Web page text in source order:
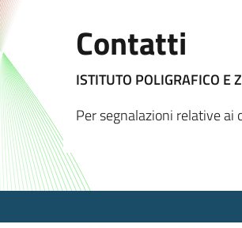
Contatti
ISTITUTO POLIGRAFICO E
Per segnalazioni relative